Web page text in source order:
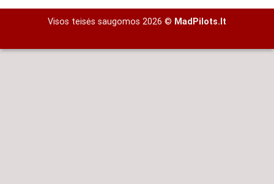
Visos teisės saugomos 2026 © MadPilots.lt